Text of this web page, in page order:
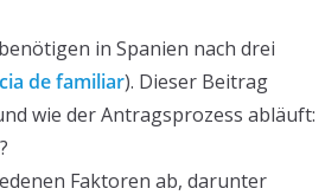
in Spanien nach drei
de familiar). Dieser Beitrag
wie der Antragsprozess abläuft:
?
Faktoren ab, darunter